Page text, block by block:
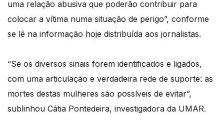
uma relação abusiva que poderão contribuir para
colocar a vítima numa situação de perigo”, conforme
se lê na informação hoje distribuída aos jornalistas.
“Se os diversos sinais forem identificados e ligados,
com uma articulação e verdadeira rede de suporte: as
mortes destas mulheres são possíveis de evitar”,
sublinhou Cátia Pontedeira, investigadora da UMAR.